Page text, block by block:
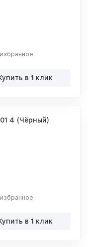
в 1 клик
4 (Чёрный)
в 1 клик